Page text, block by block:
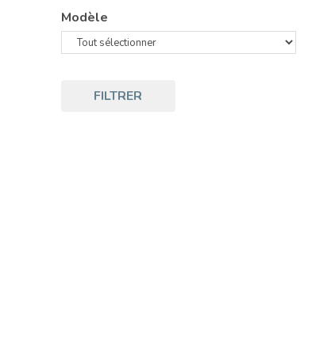
Modèle
FILTRER